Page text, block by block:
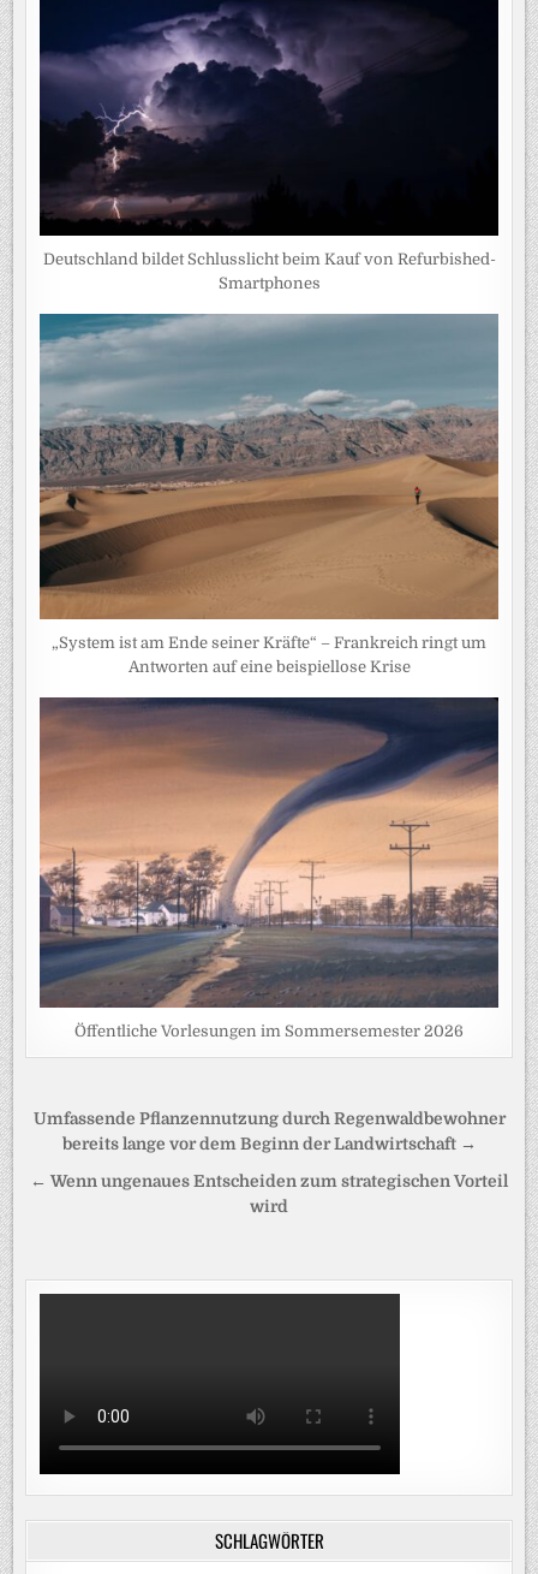
Deutschland bildet Schlusslicht beim Kauf von Refurbished-
Smartphones
„System ist am Ende seiner Kräfte“ – Frankreich ringt um
Antworten auf eine beispiellose Krise
Öffentliche Vorlesungen im Sommersemester 2026
Beitragsnavigation
Umfassende Pflanzennutzung durch Regenwaldbewohner
bereits lange vor dem Beginn der Landwirtschaft →
← Wenn ungenaues Entscheiden zum strategischen Vorteil
wird
SCHLAGWÖRTER